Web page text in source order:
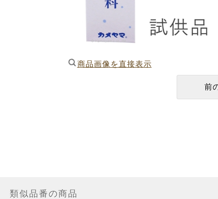
商品画像を直接表示
類似品番の商品